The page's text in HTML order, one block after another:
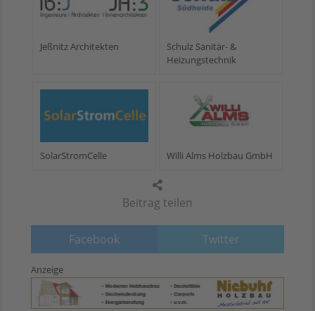
Beitrag teilen
Facebook Twitter
Jeßnitz Architekten
Schulz Sanitär- &
Heizungstechnik
SolarStromCelle Willi Alms Holzbau GmbH
Anzeige